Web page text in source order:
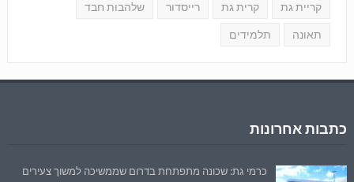
קריית גת קרית גת רייסדור שלהבות חבד
תאונה תלמידים
כתבות אחרונות
כרמי גת: שכונה מתפתחת בדרום שממשיכה למשוך צעירים